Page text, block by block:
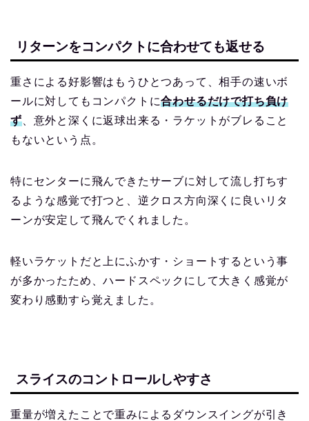
リターンをコンパクトに合わせても返せる
重さによる好影響はもうひとつあって、相手の速いボ
ールに対してもコンパクトに合わせるだけで打ち負け
ず、意外と深くに返球出来る・ラケットがブレること
もないという点。
特にセンターに飛んできたサーブに対して流し打ちす
るような感覚で打つと、逆クロス方向深くに良いリタ
ーンが安定して飛んでくれました。
軽いラケットだと上にふかす・ショートするという事
が多かったため、ハードスペックにして大きく感覚が
変わり感動すら覚えました。
スライスのコントロールしやすさ
重量が増えたことで重みによるダウンスイングが引き